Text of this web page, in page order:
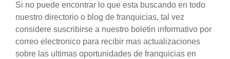
Si no puede encontrar lo que esta buscando en todo
nuestro directorio o blog de franquicias, tal vez
considere suscribirse a nuestro boletin informativo por
correo electronico para recibir mas actualizaciones
sobre las ultimas oportunidades de franquicias en